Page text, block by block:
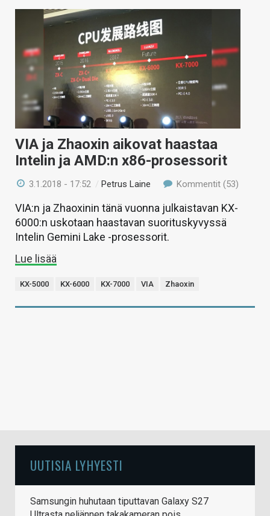
VIA ja Zhaoxin aikovat haastaa
Intelin ja AMD:n x86-prosessorit
3.1.2018 - 17:52 /Petrus Laine Kommentit (53)
VIA:n ja Zhaoxinin tänä vuonna julkaistavan KX-
6000:n uskotaan haastavan suorituskyvyssä
Intelin Gemini Lake -prosessorit.
Lue lisää
KX-5000 KX-6000 KX-7000 VIA Zhaoxin
UUTISIA LYHYESTI
Samsungin huhutaan tiputtavan Galaxy S27